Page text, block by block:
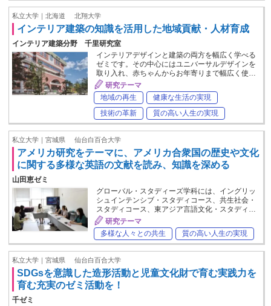
私立大学｜北海道 北翔大学
インテリア建築の知識を活用した地域貢献・人材育成
インテリア建築分野 千里研究室
インテリアデザインと建築の両方を幅広く学べる
ゼミです。その中心にはユニバーサルデザインを
取り入れ、赤ちゃんからお年寄りまで幅広く使…
研究テーマ
地域の再生
健康な生活の実現
技術の革新
質の高い人生の実現
私立大学｜宮城県 仙台白百合大学
アメリカ研究をテーマに、アメリカ合衆国の歴史や文化
に関する多様な英語の文献を読み、知識を深める
山田恵ゼミ
グローバル・スタディーズ学科には、イングリッ
シュインテンシブ・スタディコース、共生社会・
スタディコース、東アジア言語文化・スタディ…
研究テーマ
多様な人々との共生
質の高い人生の実現
私立大学｜宮城県 仙台白百合大学
SDGsを意識した造形活動と児童文化財で育む実践力を
育む充実のゼミ活動を！
千ゼミ